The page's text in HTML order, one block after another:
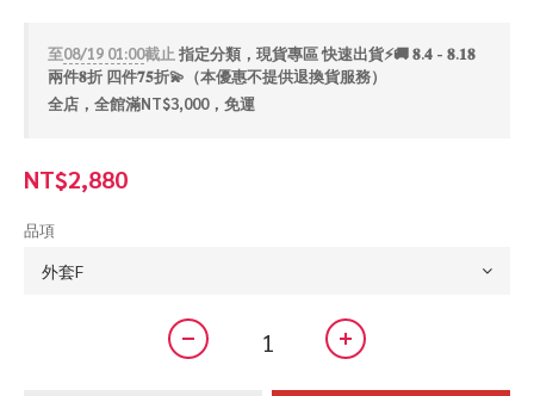
至08/19 01:00截止 指定分類，現貨專區 快速出貨⚡️🚚 𝟖.𝟒 - 𝟖.𝟏𝟖
兩件𝟖折 四件𝟕𝟓折💫（本優惠不提供退換貨服務）
全店，全館滿NT$3,000，免運
NT$2,880
品項